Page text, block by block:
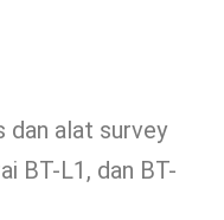
dan alat survey
BT-L1, dan BT-